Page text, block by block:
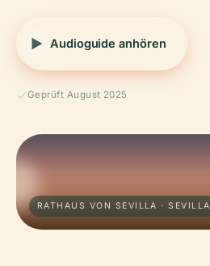
Audioguide anhören
Geprüft August 2025
RATHAUS VON SEVILLA · SEVILLA